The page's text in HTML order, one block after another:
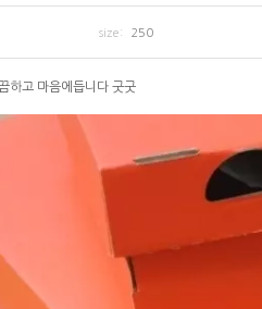
size: 250
하고 마음에듭니다 굿굿